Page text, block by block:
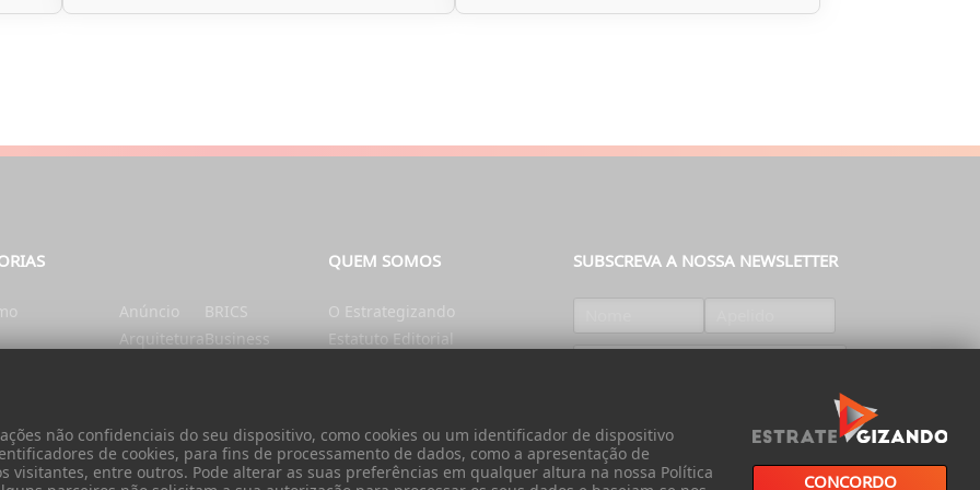
não confidenciais do seu dispositivo, como cookies ou um identificador de dispositivo
de cookies, para fins de processamento de dados, como a apresentação de
visitantes, entre outros. Pode alterar as suas preferências em qualquer altura na nossa Política CONCORDO
Anúncio
Arquitetura
BRICS
Business
Cidadania
QUEM SOMOS
O Estrategizando
Estatuto Editorial
SUBSCREVA A NOSSA NEWSLETTER
SUBSCREVER